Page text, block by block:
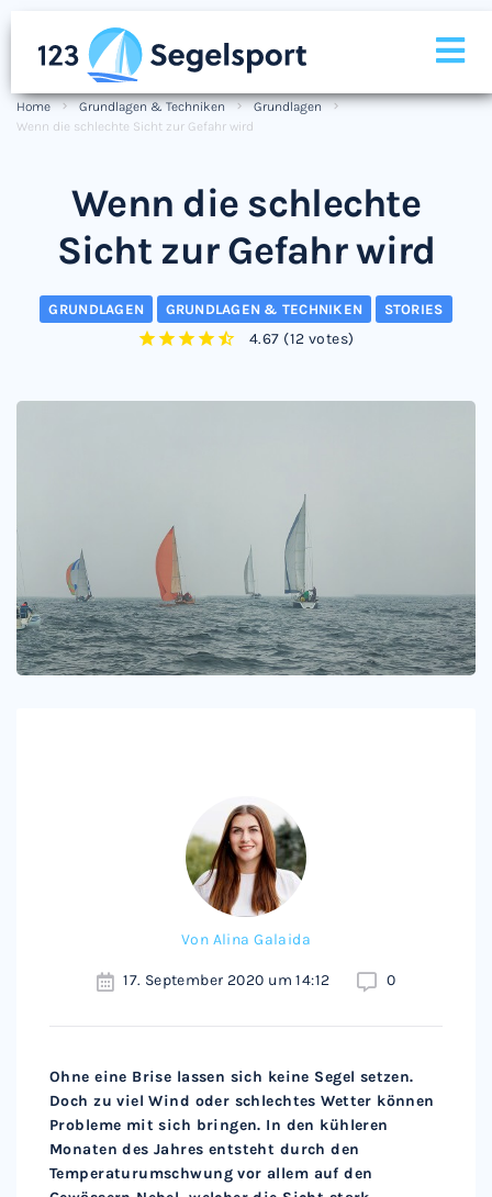
Home Grundlagen & Techniken
Grundlagen
Wenn die schlechte Sicht zur Gefahr wird
Wenn die schlechte
Sicht zur Gefahr wird
GRUNDLAGEN GRUNDLAGEN & TECHNIKEN STORIES
4.67 (12 votes)
Von Alina Galaida
17. September 2020 um 14:12 0
Ohne eine Brise lassen sich keine Segel setzen.
Doch zu viel Wind oder schlechtes Wetter können
Probleme mit sich bringen. In den kühleren
Monaten des Jahres entsteht durch den
Temperaturumschwung vor allem auf den